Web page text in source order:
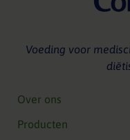
Voeding voor
Over ons
Producten